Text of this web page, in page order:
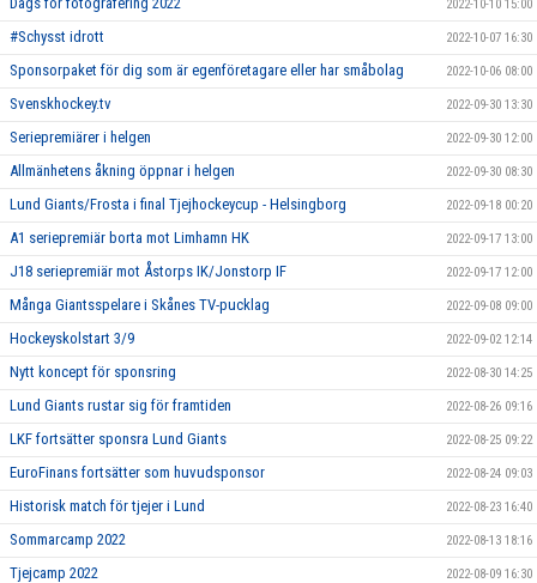
2022-10-10 15:00
#Schysst idrott 2022-10-07 16:30
Sponsorpaket för dig som är egenföretagare eller har småbolag 2022-10-06 08:00
Svenskhockey.tv 2022-09-30 13:30
Seriepremiärer i helgen 2022-09-30 12:00
Allmänhetens åkning öppnar i helgen 2022-09-30 08:30
Lund Giants/Frosta i final Tjejhockeycup - Helsingborg 2022-09-18 00:20
A1 seriepremiär borta mot Limhamn HK 2022-09-17 13:00
J18 seriepremiär mot Åstorps IK/Jonstorp IF 2022-09-17 12:00
Många Giantsspelare i Skånes TV-pucklag 2022-09-08 09:00
Hockeyskolstart 3/9 2022-09-02 12:14
Nytt koncept för sponsring 2022-08-30 14:25
Lund Giants rustar sig för framtiden 2022-08-26 09:16
LKF fortsätter sponsra Lund Giants 2022-08-25 09:22
EuroFinans fortsätter som huvudsponsor 2022-08-24 09:03
Historisk match för tjejer i Lund 2022-08-23 16:40
Sommarcamp 2022 2022-08-13 18:16
Tjejcamp 2022 2022-08-09 16:30